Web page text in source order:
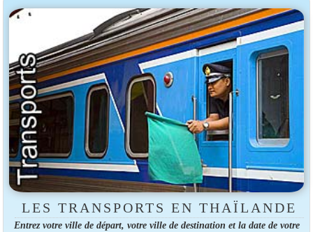
LES TRANSPORTS EN THAÏLANDE
Entrez votre ville de départ, votre ville de destination et la date de votre